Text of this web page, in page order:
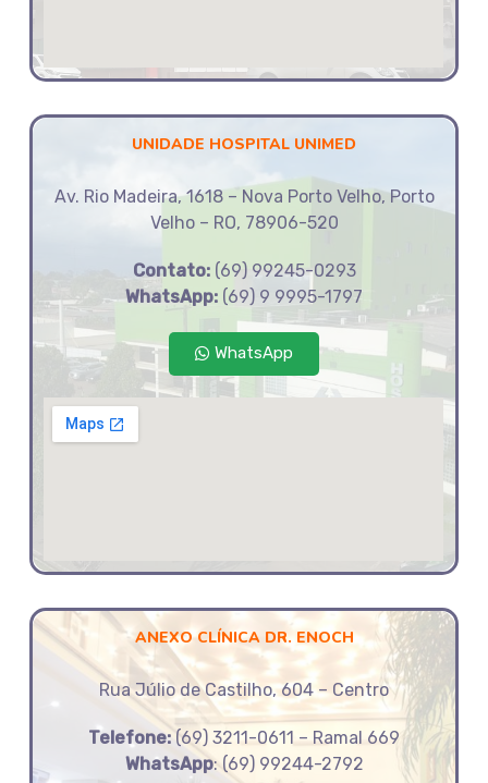
UNIDADE HOSPITAL UNIMED
Av. Rio Madeira, 1618 – Nova Porto Velho, Porto
Velho – RO, 78906-520
Contato:(69) 99245-0293
WhatsApp: (69) 9 9995-1797
WhatsApp
ANEXO CLÍNICA DR. ENOCH
Rua Júlio de Castilho, 604 – Centro
Telefone: (69) 3211-0611 – Ramal 669
WhatsApp: (69) 99244-2792